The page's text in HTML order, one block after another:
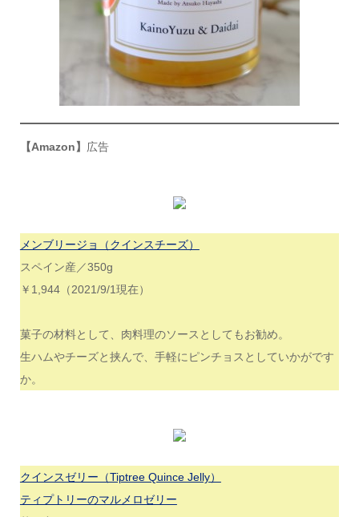
【Amazon】 広告
メンブリージョ（クインスチーズ）
スペイン産／350g
￥1,944（2021/9/1現在）
菓子の材料として、肉料理のソースとしてもお勧め。
生ハムやチーズと挟んで、手軽にピンチョスとしていかがです
か。
クインスゼリー（Tiptree Quince Jelly）
ティプトリーのマルメロゼリー